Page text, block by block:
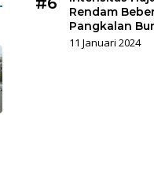
Rendam
Pangkalan
11 Januari 2024